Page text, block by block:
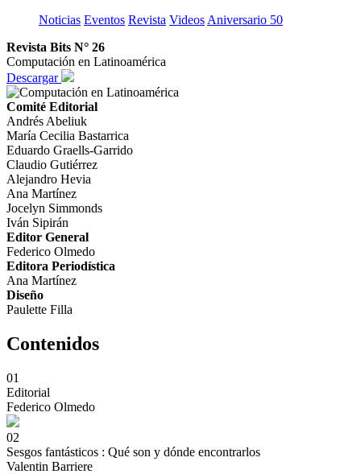
Noticias Eventos Revista Videos Aniversario 50
Revista Bits N° 26
Computación en Latinoamérica
Descargar
Comité Editorial
Andrés Abeliuk
María Cecilia Bastarrica
Eduardo Graells-Garrido
Claudio Gutiérrez
Alejandro Hevia
Ana Martínez
Jocelyn Simmonds
Iván Sipirán
Editor General
Federico Olmedo
Editora Periodística
Ana Martínez
Diseño
Paulette Filla
Contenidos
01
Editorial
Federico Olmedo
02
Sesgos fantásticos : Qué son y dónde encontrarlos
Valentin Barriere